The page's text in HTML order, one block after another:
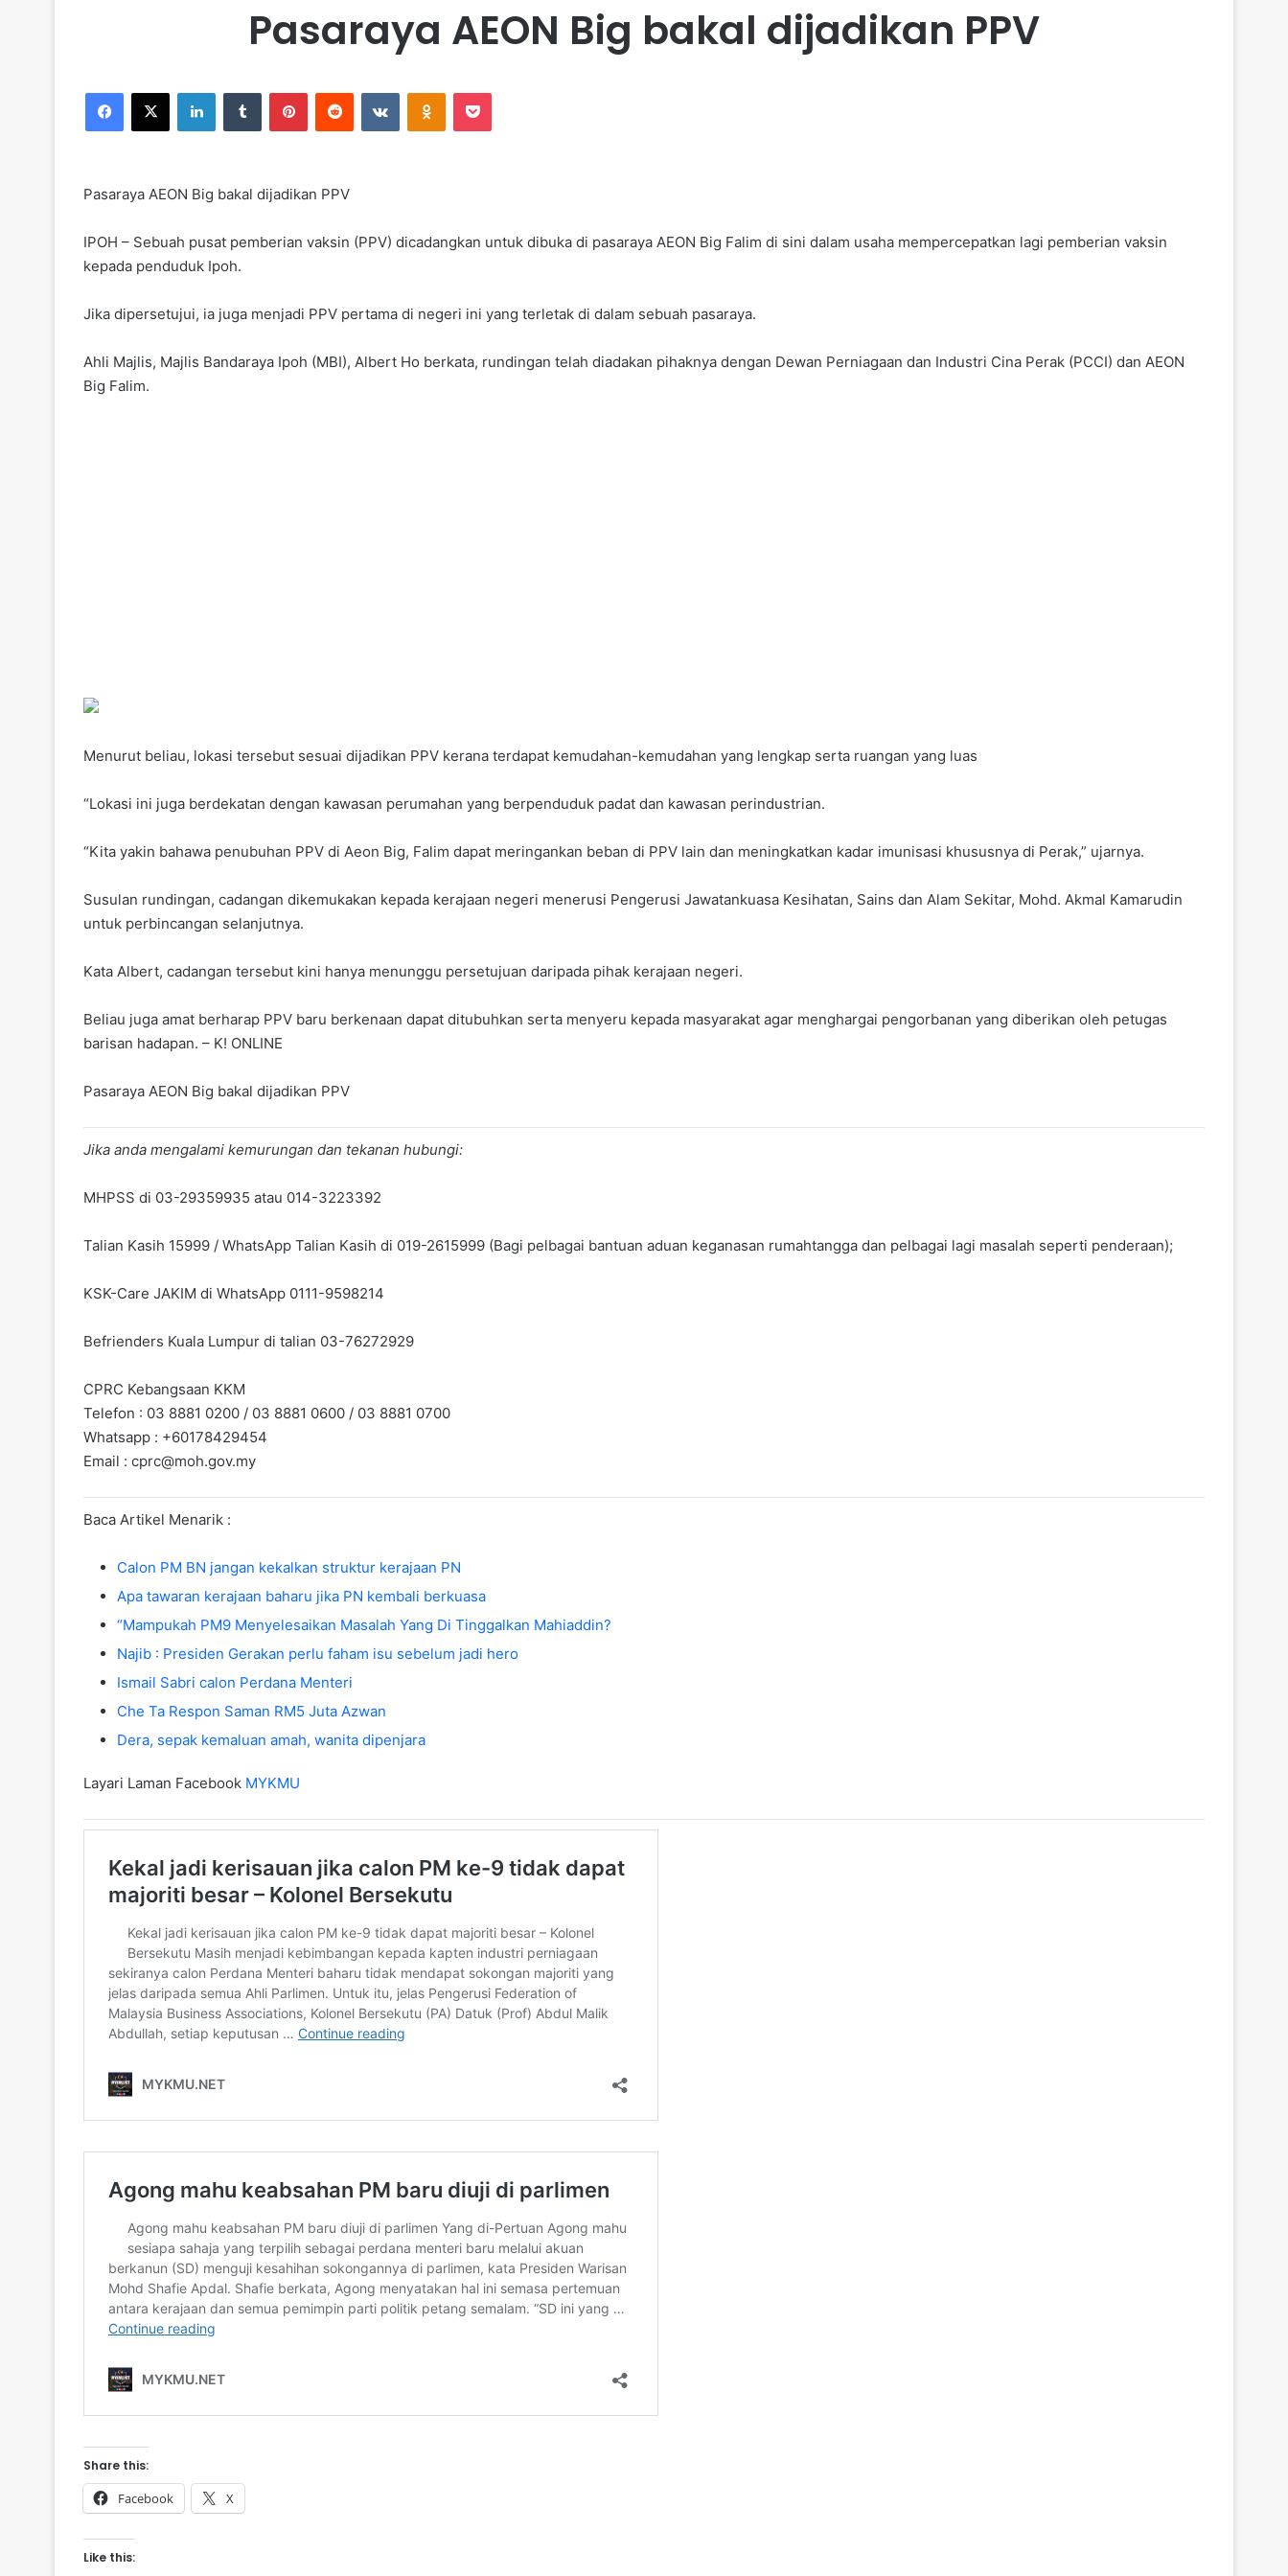
Pasaraya AEON Big bakal dijadikan PPV
Pasaraya AEON Big bakal dijadikan PPV
IPOH – Sebuah pusat pemberian vaksin (PPV) dicadangkan untuk dibuka di pasaraya AEON Big Falim di sini dalam usaha mempercepatkan lagi pemberian vaksin
kepada penduduk Ipoh.
Jika dipersetujui, ia juga menjadi PPV pertama di negeri ini yang terletak di dalam sebuah pasaraya.
Ahli Majlis, Majlis Bandaraya Ipoh (MBI), Albert Ho berkata, rundingan telah diadakan pihaknya dengan Dewan Perniagaan dan Industri Cina Perak (PCCI) dan AEON
Big Falim.
Menurut beliau, lokasi tersebut sesuai dijadikan PPV kerana terdapat kemudahan-kemudahan yang lengkap serta ruangan yang luas
“Lokasi ini juga berdekatan dengan kawasan perumahan yang berpenduduk padat dan kawasan perindustrian.
“Kita yakin bahawa penubuhan PPV di Aeon Big, Falim dapat meringankan beban di PPV lain dan meningkatkan kadar imunisasi khususnya di Perak,” ujarnya.
Susulan rundingan, cadangan dikemukakan kepada kerajaan negeri menerusi Pengerusi Jawatankuasa Kesihatan, Sains dan Alam Sekitar, Mohd. Akmal Kamarudin
untuk perbincangan selanjutnya.
Kata Albert, cadangan tersebut kini hanya menunggu persetujuan daripada pihak kerajaan negeri.
Beliau juga amat berharap PPV baru berkenaan dapat ditubuhkan serta menyeru kepada masyarakat agar menghargai pengorbanan yang diberikan oleh petugas
barisan hadapan. – K! ONLINE
Pasaraya AEON Big bakal dijadikan PPV
Jika anda mengalami kemurungan dan tekanan hubungi:
MHPSS di 03-29359935 atau 014-3223392
Talian Kasih 15999 / WhatsApp Talian Kasih di 019-2615999 (Bagi pelbagai bantuan aduan keganasan rumahtangga dan pelbagai lagi masalah seperti penderaan);
KSK-Care JAKIM di WhatsApp 0111-9598214
Befrienders Kuala Lumpur di talian 03-76272929
CPRC Kebangsaan KKM
Telefon : 03 8881 0200 / 03 8881 0600 / 03 8881 0700
Whatsapp : +60178429454
Email : cprc@moh.gov.my
Baca Artikel Menarik :
Calon PM BN jangan kekalkan struktur kerajaan PN
Apa tawaran kerajaan baharu jika PN kembali berkuasa
“Mampukah PM9 Menyelesaikan Masalah Yang Di Tinggalkan Mahiaddin?
Najib : Presiden Gerakan perlu faham isu sebelum jadi hero
Ismail Sabri calon Perdana Menteri
Che Ta Respon Saman RM5 Juta Azwan
Dera, sepak kemaluan amah, wanita dipenjara
Layari Laman Facebook MYKMU
Share this:
Facebook X
Like this: